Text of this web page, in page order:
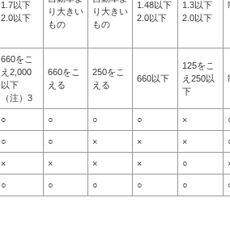
1.7以下
2.0以下
り大きい
もの
り大きい
もの
1.48以下
2.0以下
1.3以下
2.0以下
660をこ
え2,000
以下
（注）3
660をこ
える
250をこ
える
660以下
125をこ
え250以
下
○ ○ ○ ○ ×
○ ○ × × ×
× × × × ○
○ ○ ○ ○ ○